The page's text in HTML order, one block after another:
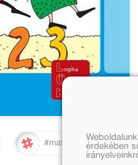
#matematikaérdekében